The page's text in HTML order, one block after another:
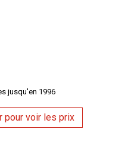
jusqu'en 1996
pour voir les prix